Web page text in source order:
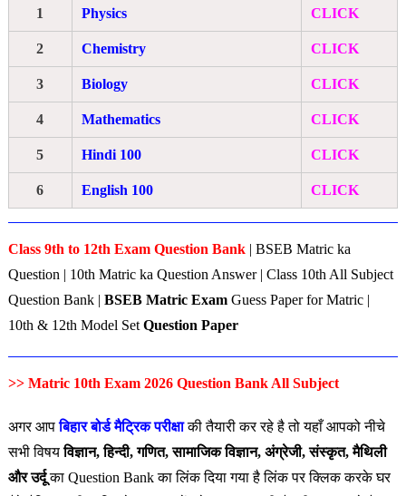
1 Physics CLICK
2 Chemistry CLICK
3 Biology CLICK
4 Mathematics CLICK
5 Hindi 100 CLICK
6 English 100 CLICK
Class 9th to 12th Exam Question Bank| BSEB Matric ka
Question | 10th Matric ka Question Answer | Class 10th All Subject
Question Bank | BSEB Matric ExamGuess Paper for Matric |
10th & 12th Model Set Question Paper
>> Matric 10th Exam 2026 Question Bank All Subject
अगर आपबिहार बोर्ड मैट्रिक परीक्षाकी तैयारी कर रहे है तो यहाँ आपको नीचे
सभी विषयविज्ञान, हिन्दी, गणित, सामाजिक विज्ञान, अंग्रेजी, संस्कृत, मैथिली
और उर्दूका Question Bank का लिंक दिया गया है लिंक पर क्लिक करके घर